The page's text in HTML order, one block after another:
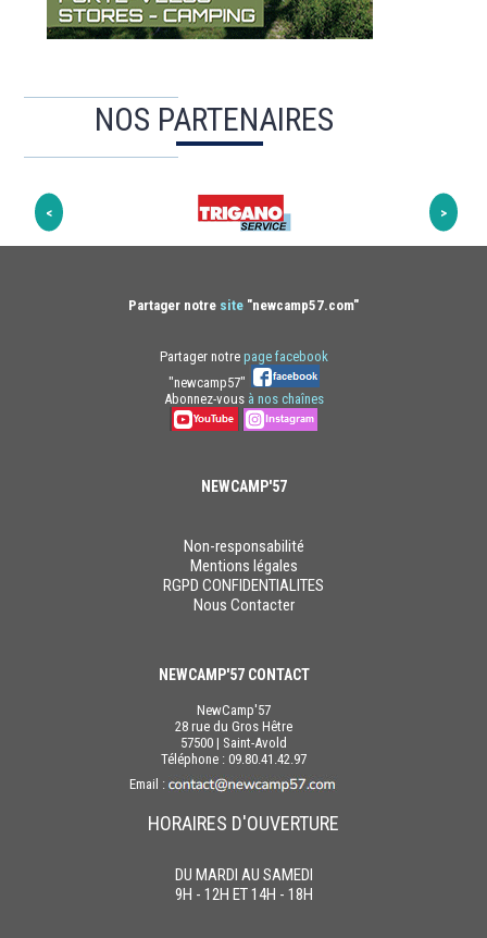
NOS PARTENAIRES
Partager notre site "newcamp57.com"
Partager notre page facebook
"newcamp57"
Abonnez-vous à nos chaînes
NEWCAMP'57
Non-responsabilité
Mentions légales
RGPD CONFIDENTIALITES
Nous Contacter
NEWCAMP'57 CONTACT
NewCamp'57
28 rue du Gros Hêtre
57500 | Saint-Avold
Téléphone : 09.80.41.42.97
Email :
HORAIRES D'OUVERTURE
DU MARDI AU SAMEDI
9H - 12H ET 14H - 18H